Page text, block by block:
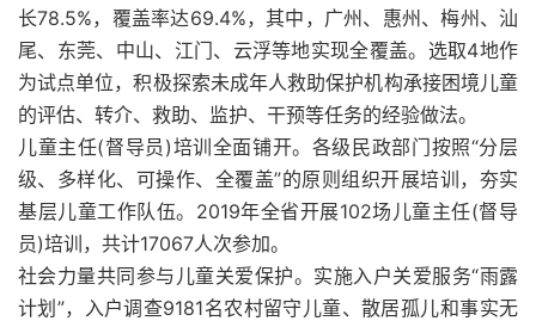
长78.5%，覆盖率达69.4%，其中，广州、惠州、梅州、汕
尾、东莞、中山、江门、云浮等地实现全覆盖。选取4地作
为试点单位，积极探索未成年人救助保护机构承接困境儿童
的评估、转介、救助、监护、干预等任务的经验做法。
儿童主任(督导员)培训全面铺开。各级民政部门按照“分层
级、多样化、可操作、全覆盖”的原则组织开展培训，夯实
基层儿童工作队伍。2019年全省开展102场儿童主任(督导
员)培训，共计17067人次参加。
社会力量共同参与儿童关爱保护。实施入户关爱服务“雨露
计划”，入户调查9181名农村留守儿童、散居孤儿和事实无